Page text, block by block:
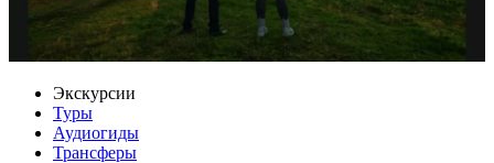
Экскурсии
Туры
Аудиогиды
Трансферы